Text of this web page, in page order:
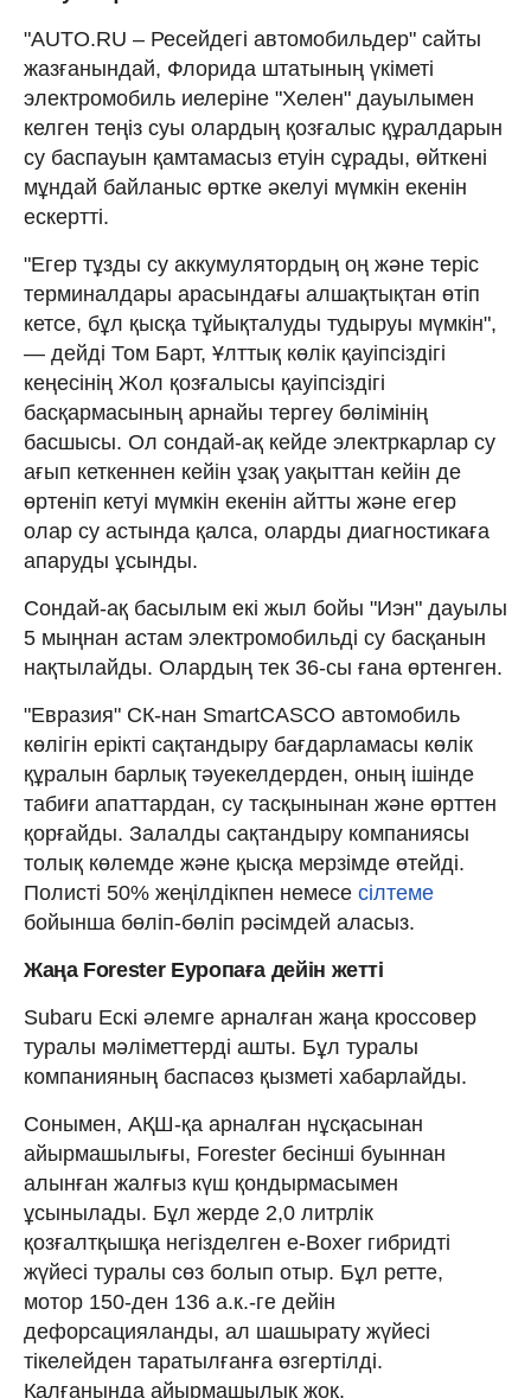
"AUTO.RU – Ресейдегі автомобильдер" сайты
жазғанындай, Флорида штатының үкіметі
электромобиль иелеріне "Хелен" дауылымен
келген теңіз суы олардың қозғалыс құралдарын
су баспауын қамтамасыз етуін сұрады, өйткені
мұндай байланыс өртке әкелуі мүмкін екенін
ескертті.
"Егер тұзды су аккумулятордың оң және теріс
терминалдары арасындағы алшақтықтан өтіп
кетсе, бұл қысқа тұйықталуды тудыруы мүмкін",
— дейді Том Барт, Ұлттық көлік қауіпсіздігі
кеңесінің Жол қозғалысы қауіпсіздігі
басқармасының арнайы тергеу бөлімінің
басшысы. Ол сондай-ақ кейде электркарлар су
ағып кеткеннен кейін ұзақ уақыттан кейін де
өртеніп кетуі мүмкін екенін айтты және егер
олар су астында қалса, оларды диагностикаға
апаруды ұсынды.
Сондай-ақ басылым екі жыл бойы "Иэн" дауылы
5 мыңнан астам электромобильді су басқанын
нақтылайды. Олардың тек 36-сы ғана өртенген.
"Евразия" СК-нан SmartCASCO автомобиль
көлігін ерікті сақтандыру бағдарламасы көлік
құралын барлық тәуекелдерден, оның ішінде
табиғи апаттардан, су тасқынынан және өрттен
қорғайды. Залалды сақтандыру компаниясы
толық көлемде және қысқа мерзімде өтейді.
Полисті 50% жеңілдікпен немесе сілтеме
бойынша бөліп-бөліп рәсімдей аласыз.
Жаңа Forester Еуропаға дейін жетті
Subaru Ескі әлемге арналған жаңа кроссовер
туралы мәліметтерді ашты. Бұл туралы
компанияның баспасөз қызметі хабарлайды.
Сонымен, АҚШ-қа арналған нұсқасынан
айырмашылығы, Forester бесінші буыннан
алынған жалғыз күш қондырмасымен
ұсынылады. Бұл жерде 2,0 литрлік
қозғалтқышқа негізделген e-Вoxer гибридті
жүйесі туралы сөз болып отыр. Бұл ретте,
мотор 150-ден 136 а.к.-ге дейін
дефорсацияланды, ал шашырату жүйесі
тікелейден таратылғанға өзгертілді.
Қалғанында айырмашылық жоқ.